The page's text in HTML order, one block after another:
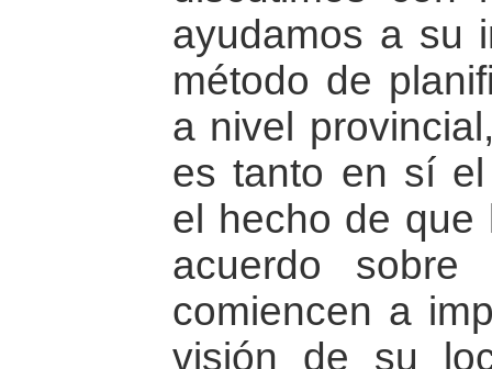
ayudamos a su
método de
a nivel
es tanto en sí
el hecho de que
acuerdo sobre
comiencen a
visión de su